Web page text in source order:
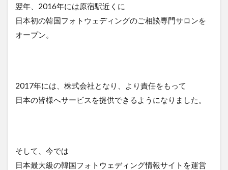
翌年、2016年には原宿駅近くに
日本初の韓国フォトウェディングのご相談専門サロンを
オープン。
2017年には、株式会社となり、より責任をもって
日本の皆様へサービスを提供できるようになりました。
そして、今では
日本最大級の韓国フォトウェディング情報サイトを運営